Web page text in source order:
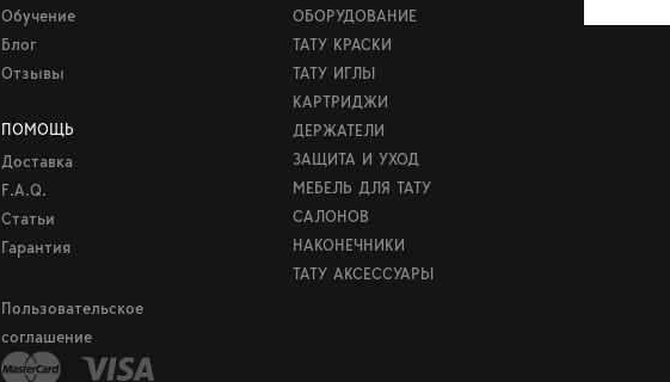
Обучение
Блог
Отзывы
ПОМОЩЬ
Доставка
F.A.Q.
Статьи
Гарантия
Пользовательское
соглашение
ОБОРУДОВАНИЕ
ТАТУ КРАСКИ
ТАТУ ИГЛЫ
КАРТРИДЖИ
ДЕРЖАТЕЛИ
ЗАЩИТА И УХОД
МЕБЕЛЬ ДЛЯ ТАТУ
САЛОНОВ
НАКОНЕЧНИКИ
ТАТУ АКСЕССУАРЫ